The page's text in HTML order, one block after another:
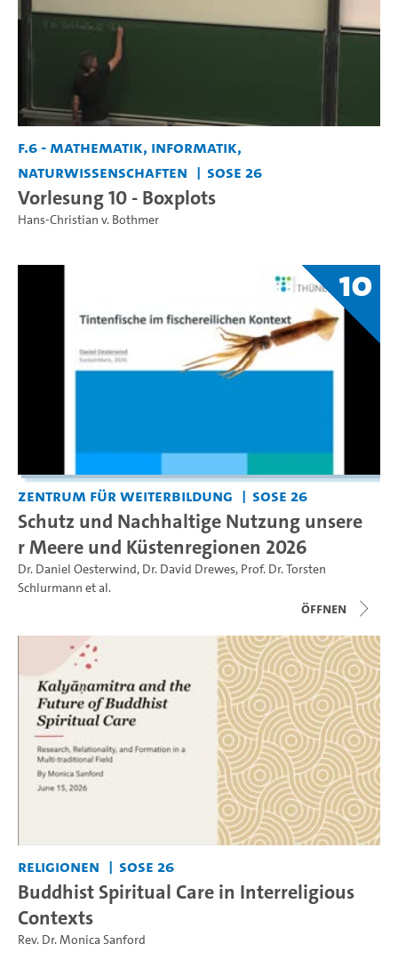
F.6 - Mathematik, Informatik,
Naturwissenschaften
SoSe 26
Vorlesung 10 - Boxplots
Hans-Christian v. Bothmer
10
Zentrum für Weiterbildung SoSe 26
Schutz und Nachhaltige Nutzung unsere
r Meere und Küstenregionen 2026
Dr. Daniel Oesterwind, Dr. David Drewes, Prof. Dr. Torsten
Schlurmann et al.
Öffnen
Religionen SoSe 26
Buddhist Spiritual Care in Interreligious
Contexts
Rev. Dr. Monica Sanford